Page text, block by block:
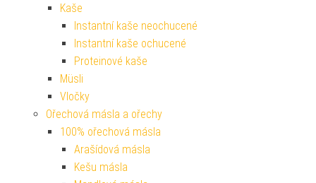
Kaše
Instantní kaše neochucené
Instantní kaše ochucené
Proteinové kaše
Müsli
Vločky
Ořechová másla a ořechy
100% ořechová másla
Arašídová másla
Kešu másla